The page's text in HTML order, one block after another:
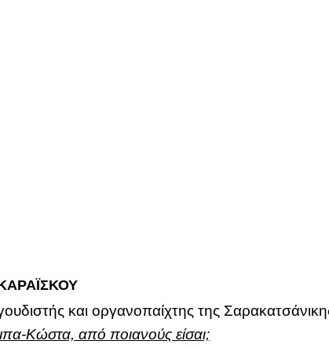
και οργανοπαίχτης της
Κώστα, από ποιανούς είσαι;